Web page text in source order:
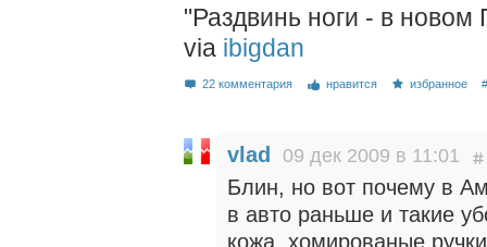
"Раздвинь ноги - в новом
via ibigdan
22 комментария нравится избранное
vlad 09 дек 2009 в 11:01
Блин, но вот почему в
в авто раньше и такие
кожа, хомированые